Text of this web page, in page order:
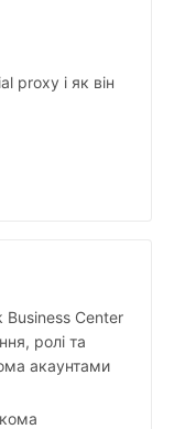
proxy і як він
Business Center
ролі та
акаунтами